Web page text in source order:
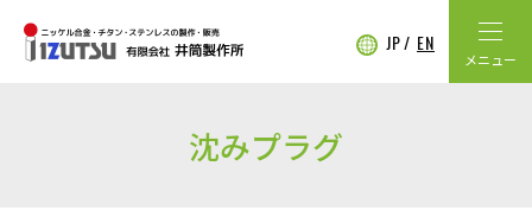
JP EN
メニュー
沈みプラグ